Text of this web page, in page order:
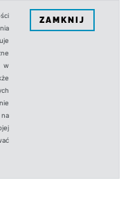
w
ZAMKNIJ